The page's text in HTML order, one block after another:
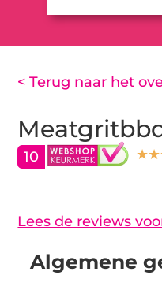
< Terug naar het
10
Lees de reviews
Algemene